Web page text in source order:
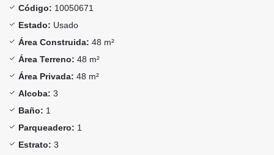
Código: 10050671
Estado: Usado
Área Construida: 48 m²
Área Terreno: 48 m²
Área Privada: 48 m²
Alcoba: 3
Baño: 1
Parqueadero: 1
Estrato: 3